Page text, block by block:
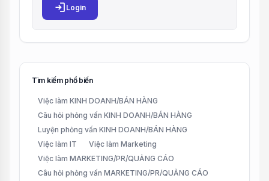
login Login
Tìm kiếm phổ biến
Việc làm KINH DOANH/BÁN HÀNG
Câu hỏi phỏng vấn KINH DOANH/BÁN HÀNG
Luyện phỏng vấn KINH DOANH/BÁN HÀNG
Việc làm IT
Việc làm Marketing
Việc làm MARKETING/PR/QUẢNG CÁO
Câu hỏi phỏng vấn MARKETING/PR/QUẢNG CÁO